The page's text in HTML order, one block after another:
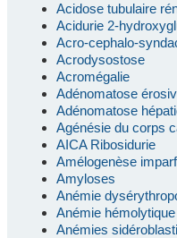
Acidose tubulaire
Acidurie 2-
Acro-cephalo-
Acrodysostose
Acromégalie
Adénomatose
Adénomatose
Agénésie du corps
AICA Ribosidurie
Amélogenèse
Amyloses
Anémie
Anémie
Anémies